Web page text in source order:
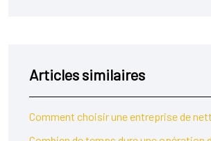
Articles similaires
Comment choisir une entreprise de